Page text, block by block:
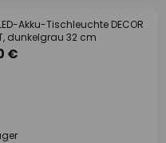
Akku-Tischleuchte DECOR
dunkelgrau 32 cm
€